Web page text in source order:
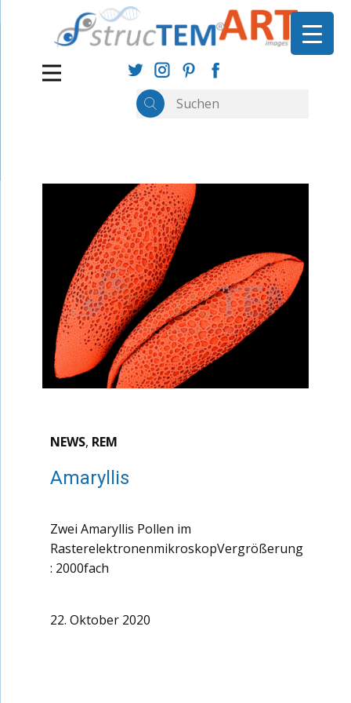
NEWS, REM
Amaryllis
Zwei Amaryllis Pollen im
RasterelektronenmikroskopVergrößerung
: 2000fach
22. Oktober 2020